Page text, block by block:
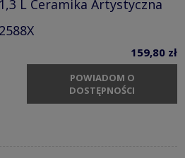
L Ceramika Artystyczna
159,80 zł
POWIADOM O
DOSTĘPNOŚCI